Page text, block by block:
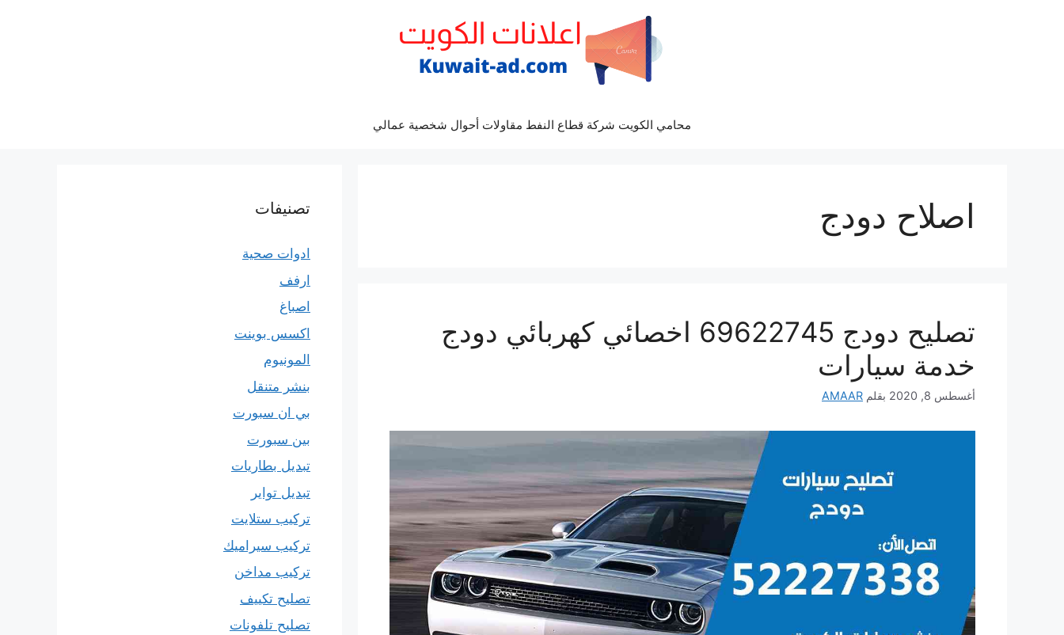
محامي الكويت شركة قطاع النفط مقاولات أحوال شخصية عمالي
اصلاح دودج
تصليح دودج 69622745 اخصائي كهربائي دودج
خدمة سيارات
أغسطس 8, 2020 بقلم AMAAR
تصنيفات
ادوات صحية
ارفف
اصباغ
اكسس بوينت
المونيوم
بنشر متنقل
بي ان سبورت
بين سبورت
تبديل بطاريات
تبديل تواير
تركيب ستلايت
تركيب سيراميك
تركيب مداخن
تصليح تكييف
تصليح تلفونات